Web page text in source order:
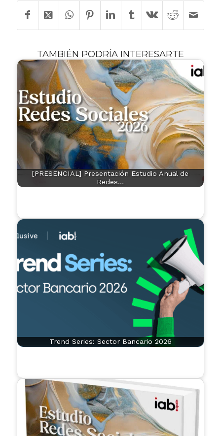
TAMBIÉN PODRÍA INTERESARTE
[PRESENCIAL] Presentación Estudio Anual de
Redes…
Trend Series: Sector Bancario 2026